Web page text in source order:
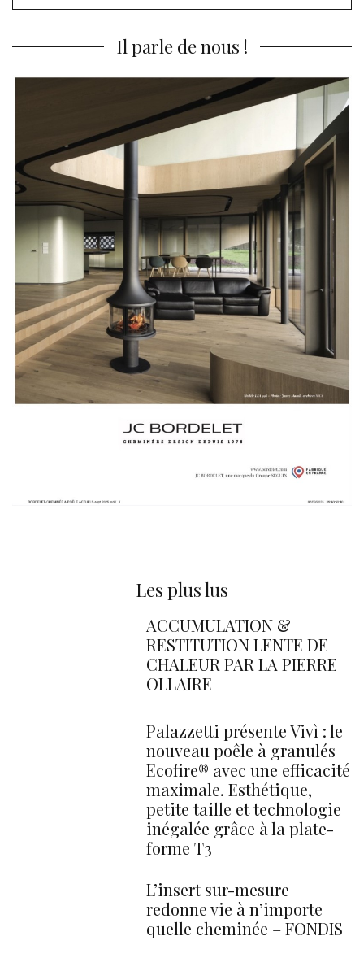
Il parle de nous !
Les plus lus
ACCUMULATION &
RESTITUTION LENTE DE
CHALEUR PAR LA PIERRE
OLLAIRE
Palazzetti présente Vivì : le
nouveau poêle à granulés
Ecofire® avec une efficacité
maximale. Esthétique,
petite taille et technologie
inégalée grâce à la plate-
forme T3
L’insert sur-mesure
redonne vie à n’importe
quelle cheminée – FONDIS